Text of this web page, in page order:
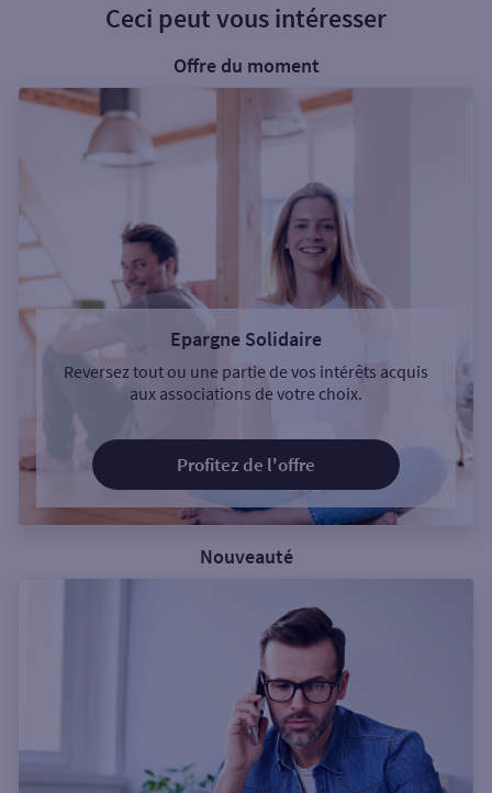
Ceci peut vous intéresser
Offre du moment
Epargne Solidaire
Reversez tout ou une partie de vos intérêts acquis
aux associations de votre choix.
Profitez de l'offre
Nouveauté